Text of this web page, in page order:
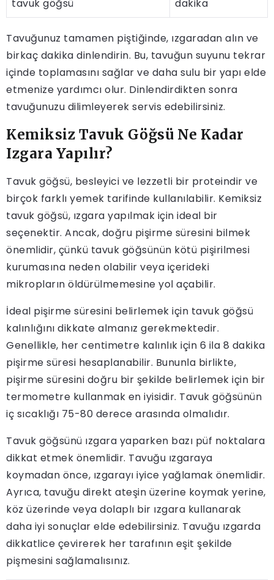
tavuk göğsü
dakika
Tavuğunuz tamamen piştiğinde, ızgaradan alın ve
birkaç dakika dinlendirin. Bu, tavuğun suyunu tekrar
içinde toplamasını sağlar ve daha sulu bir yapı elde
etmenize yardımcı olur. Dinlendirdikten sonra
tavuğunuzu dilimleyerek servis edebilirsiniz.
Kemiksiz Tavuk Göğsü Ne Kadar
Izgara Yapılır?
Tavuk göğsü, besleyici ve lezzetli bir proteindir ve
birçok farklı yemek tarifinde kullanılabilir. Kemiksiz
tavuk göğsü, ızgara yapılmak için ideal bir
seçenektir. Ancak, doğru pişirme süresini bilmek
önemlidir, çünkü tavuk göğsünün kötü pişirilmesi
kurumasına neden olabilir veya içerideki
mikropların öldürülmemesine yol açabilir.
İdeal pişirme süresini belirlemek için tavuk göğsü
kalınlığını dikkate almanız gerekmektedir.
Genellikle, her centimetre kalınlık için 6 ila 8 dakika
pişirme süresi hesaplanabilir. Bununla birlikte,
pişirme süresini doğru bir şekilde belirlemek için bir
termometre kullanmak en iyisidir. Tavuk göğsünün
iç sıcaklığı 75-80 derece arasında olmalıdır.
Tavuk göğsünü ızgara yaparken bazı püf noktalara
dikkat etmek önemlidir. Tavuğu ızgaraya
koymadan önce, ızgarayı iyice yağlamak önemlidir.
Ayrıca, tavuğu direkt ateşin üzerine koymak yerine,
köz üzerinde veya dolaplı bir ızgara kullanarak
daha iyi sonuçlar elde edebilirsiniz. Tavuğu ızgarda
dikkatlice çevirerek her tarafının eşit şekilde
pişmesini sağlamalısınız.